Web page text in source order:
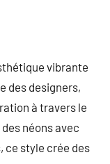
vibrante
des designers,
à travers le
néons avec
ce style crée des